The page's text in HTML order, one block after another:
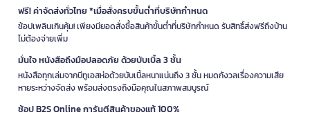
ฟรี! ค่าจัดส่งทั่วไทย *เมื่อสั่งครบขั้นต่ำที่บริษัทกำหนด
ช้อปเพลินเกินคุ้ม! เพียงมียอดสั่งซื้อสินค้าขั้นต่ำที่บริษัทกำหนด รับสิทธิ์ส่งฟรีถึงบ้าน
ไม่ต้องจ่ายเพิ่ม
มั่นใจ หนังสือถึงมือปลอดภัย ด้วยบับเบิ้ล 3 ชั้น
หนังสือทุกเล่มจากบีทูเอสห่อด้วยบับเบิ้ลหนาแน่นถึง 3 ชั้น หมดกังวลเรื่องความเสีย
หายระหว่างจัดส่ง พร้อมส่งตรงถึงมือคุณในสภาพสมบูรณ์
ช้อป B2S Online การันตีสินค้าของแท้ 100%